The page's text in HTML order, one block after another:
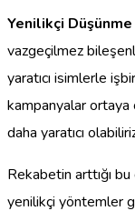
Yenilikçi
vazgeçilmez
yaratıcı isimlerle
kampanyalar ortaya
daha yaratıcı
Rekabetin arttığı
yenilikçi yöntemler